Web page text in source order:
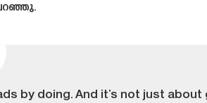
പറഞ്ഞു.
by doing. And it’s not just